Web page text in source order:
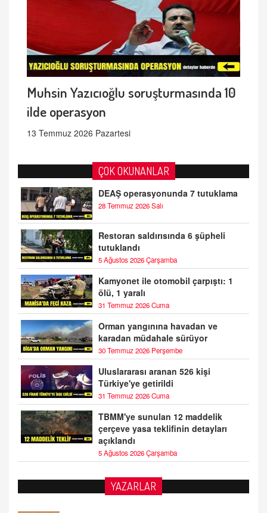
Muhsin Yazıcıoğlu soruşturmasında 10
ilde operasyon
13 Temmuz 2026 Pazartesi
ÇOK OKUNANLAR
DEAŞ operasyonunda 7 tutuklama
28 Temmuz 2026 Salı
Restoran saldırısında 6 şüpheli
tutuklandı
5 Ağustos 2026 Çarşamba
Kamyonet ile otomobil çarpıştı: 1
ölü, 1 yaralı
31 Temmuz 2026 Cuma
Orman yangınına havadan ve
karadan müdahale sürüyor
30 Temmuz 2026 Perşembe
Uluslararası aranan 526 kişi
Türkiye'ye getirildi
31 Temmuz 2026 Cuma
TBMM'ye sunulan 12 maddelik
çerçeve yasa teklifinin detayları
açıklandı
5 Ağustos 2026 Çarşamba
YAZARLAR
BAYAN AURORA
Kaygıları Düşüren, Sinirleri Düzelten Bitkiler